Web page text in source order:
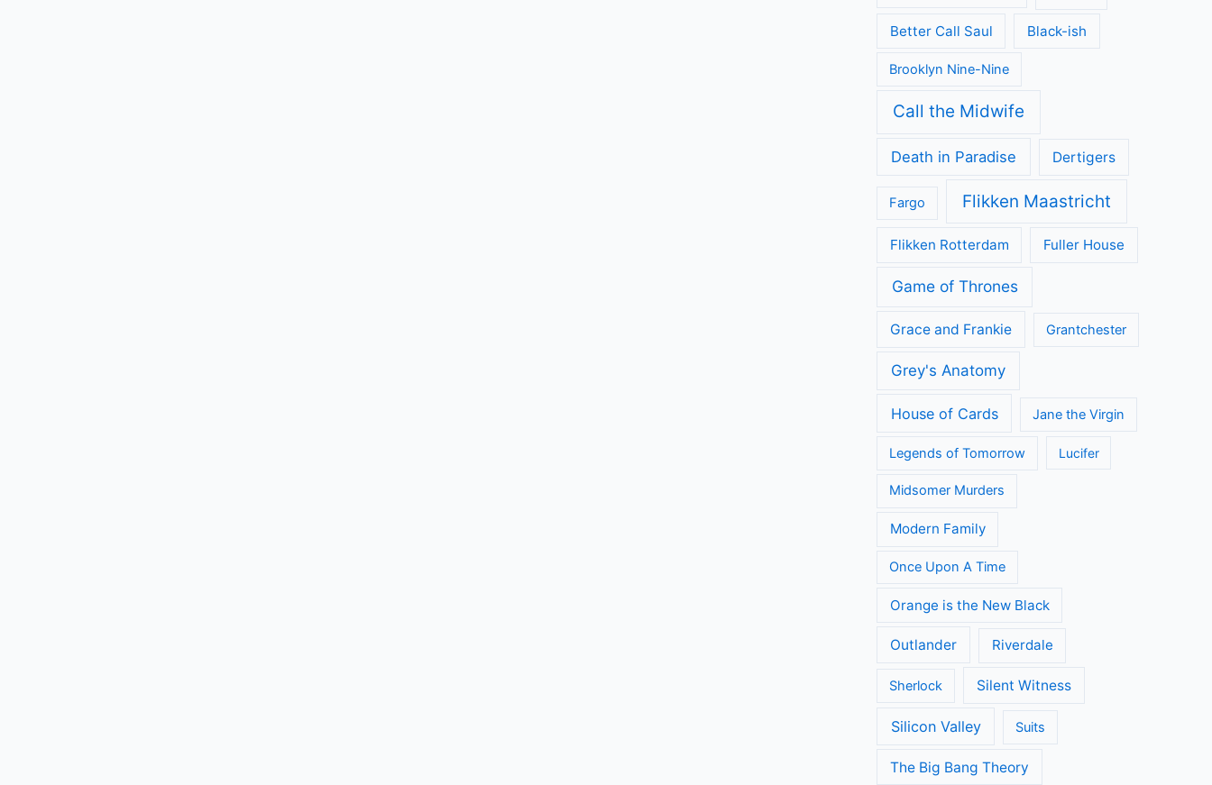
Better Call Saul Black-ish
Brooklyn Nine-Nine
Call the Midwife
Death in Paradise Dertigers
Fargo Flikken Maastricht
Flikken Rotterdam Fuller House
Game of Thrones
Grace and Frankie Grantchester
Grey's Anatomy
House of Cards Jane the Virgin
Legends of Tomorrow Lucifer
Midsomer Murders
Modern Family
Once Upon A Time
Orange is the New Black
Outlander Riverdale
Sherlock Silent Witness
Silicon Valley Suits
The Big Bang Theory